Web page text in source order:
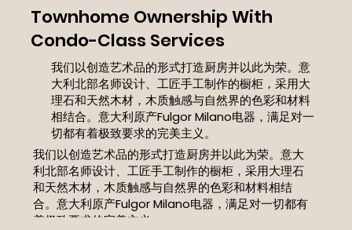
Townhome Ownership With
Condo-Class Services
我们以创造艺术品的形式打造厨房并以此为荣。意
大利北部名师设计、工匠手工制作的橱柜，采用大
理石和天然木材，木质触感与自然界的色彩和材料
相结合。意大利原产Fulgor Milano电器，满足对一
切都有着极致要求的完美主义。
我们以创造艺术品的形式打造厨房并以此为荣。意大
利北部名师设计、工匠手工制作的橱柜，采用大理石
和天然木材，木质触感与自然界的色彩和材料相结
合。意大利原产Fulgor Milano电器，满足对一切都有
着极致要求的完美主义。